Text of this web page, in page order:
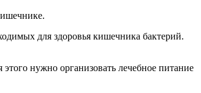
для здоровья кишечника бактерий.
нужно организовать лечебное питание